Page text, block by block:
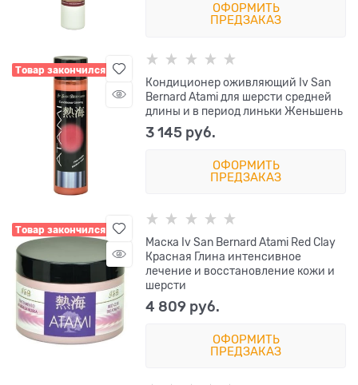
ОФОРМИТЬ
ПРЕДЗАКАЗ
Товар закончился
Кондиционер оживляющий Iv San
Bernard Atami для шерсти средней
длины и в период линьки Женьшень
3 145 руб.
ОФОРМИТЬ
ПРЕДЗАКАЗ
Товар закончился
Маска Iv San Bernard Atami Red Clay
Красная Глина интенсивное
лечение и восстановление кожи и
шерсти
4 809 руб.
ОФОРМИТЬ
ПРЕДЗАКАЗ